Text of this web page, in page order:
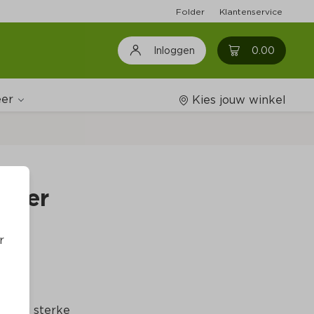
Folder Klantenservice
Inloggen 0.00 0
Kies jouw winkel
nog sterke